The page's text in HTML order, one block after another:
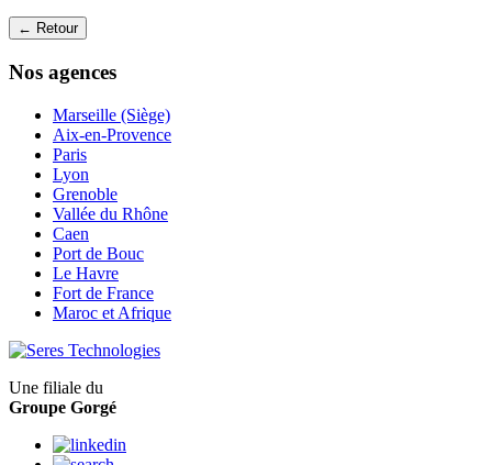
← Retour
Nos agences
Marseille (Siège)
Aix-en-Provence
Paris
Lyon
Grenoble
Vallée du Rhône
Caen
Port de Bouc
Le Havre
Fort de France
Maroc et Afrique
Une filiale du
Groupe Gorgé